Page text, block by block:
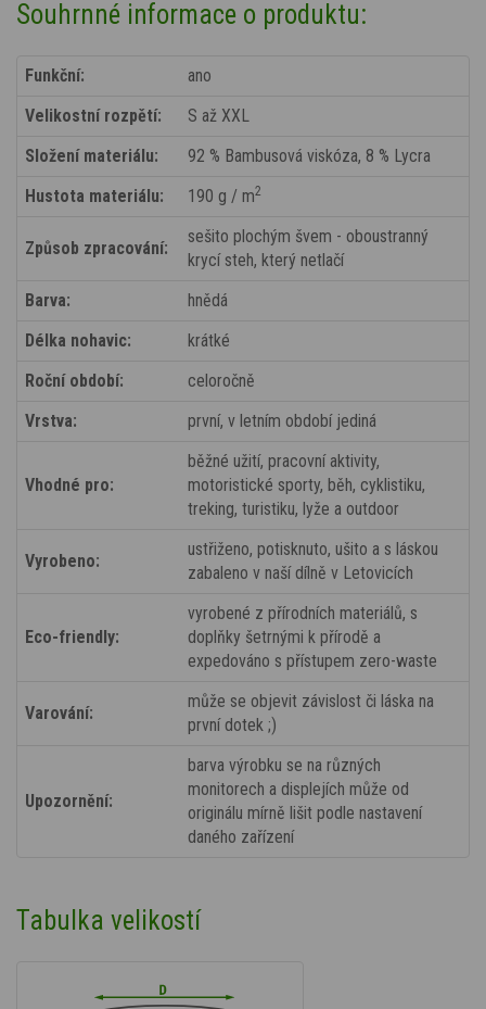
Souhrnné informace o produktu:
Funkční:
ano
Velikostní rozpětí:
S až XXL
Složení materiálu:
92 % Bambusová viskóza, 8 % Lycra
Hustota materiálu:
190 g / m2
Způsob zpracování:
sešito plochým švem - oboustranný
krycí steh, který netlačí
Barva:
hnědá
Délka nohavic:
krátké
Roční období:
celoročně
Vrstva:
první, v letním období jediná
Vhodné pro:
běžné užití, pracovní aktivity,
motoristické sporty, běh, cyklistiku,
treking, turistiku, lyže a outdoor
Vyrobeno:
ustřiženo, potisknuto, ušito a s láskou
zabaleno v naší dílně v Letovicích
Eco-friendly:
vyrobené z přírodních materiálů, s
doplňky šetrnými k přírodě a
expedováno s přístupem zero-waste
Varování:
může se objevit závislost či láska na
první dotek ;)
Upozornění:
barva výrobku se na různých
monitorech a displejích může od
originálu mírně lišit podle nastavení
daného zařízení
Tabulka velikostí